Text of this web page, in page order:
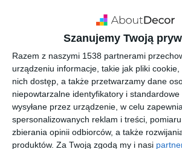
Szanujemy Twoją
Razem z naszymi 1538 partnerami
urządzeniu informacje, takie jak pliki
nich dostęp, a także przetwarzamy dane
niepowtarzalne identyfikatory i
wysyłane przez urządzenie, w celu
spersonalizowanych reklam i treści,
zbierania opinii odbiorców, a także
produktów. Za Twoją zgodą my i nasi
INSPIRACJA
Aranżacja